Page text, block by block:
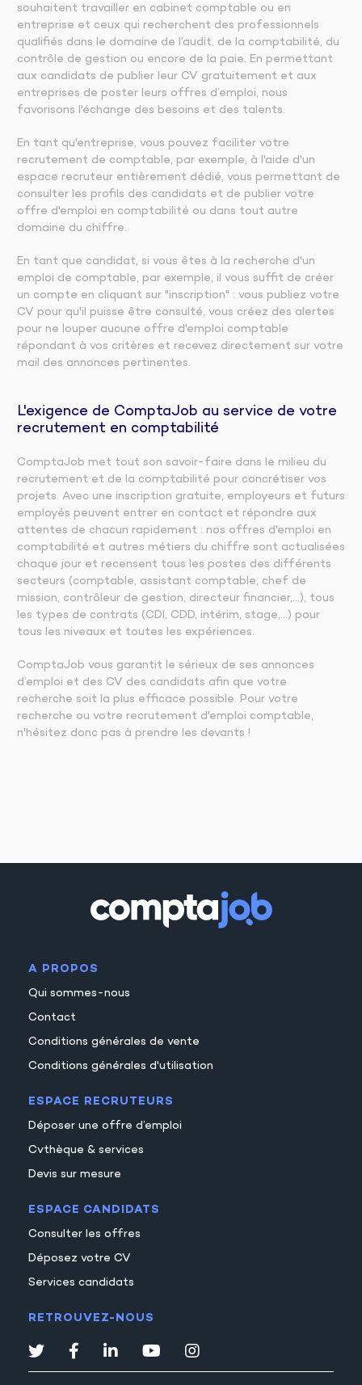
souhaitent travailler en cabinet comptable ou en
entreprise et ceux qui recherchent des professionnels
qualifiés dans le domaine de l’audit, de la comptabilité, du
contrôle de gestion ou encore de la paie. En permettant
aux candidats de publier leur CV gratuitement et aux
entreprises de poster leurs offres d’emploi, nous
favorisons l'échange des besoins et des talents.
En tant qu'entreprise, vous pouvez faciliter votre
recrutement de comptable, par exemple, à l'aide d'un
espace recruteur entièrement dédié, vous permettant de
consulter les profils des candidats et de publier votre
offre d'emploi en comptabilité ou dans tout autre
domaine du chiffre.
En tant que candidat, si vous êtes à la recherche d'un
emploi de comptable, par exemple, il vous suffit de créer
un compte en cliquant sur "inscription" : vous publiez votre
CV pour qu'il puisse être consulté, vous créez des alertes
pour ne louper aucune offre d'emploi comptable
répondant à vos critères et recevez directement sur votre
mail des annonces pertinentes.
L'exigence de ComptaJob au service de votre
recrutement en comptabilité
ComptaJob met tout son savoir-faire dans le milieu du
recrutement et de la comptabilité pour concrétiser vos
projets. Avec une inscription gratuite, employeurs et futurs
employés peuvent entrer en contact et répondre aux
attentes de chacun rapidement : nos offres d'emploi en
comptabilité et autres métiers du chiffre sont actualisées
chaque jour et recensent tous les postes des différents
secteurs (comptable, assistant comptable, chef de
mission, contrôleur de gestion, directeur financier,…), tous
les types de contrats (CDI, CDD, intérim, stage,…) pour
tous les niveaux et toutes les expériences.
ComptaJob vous garantit le sérieux de ses annonces
d’emploi et des CV des candidats afin que votre
recherche soit la plus efficace possible. Pour votre
recherche ou votre recrutement d'emploi comptable,
n'hésitez donc pas à prendre les devants !
A PROPOS
Qui sommes-nous
Contact
Conditions générales de vente
Conditions générales d'utilisation
ESPACE RECRUTEURS
Déposer une offre d’emploi
Cvthèque & services
Devis sur mesure
ESPACE CANDIDATS
Consulter les offres
Déposez votre CV
Services candidats
RETROUVEZ-NOUS